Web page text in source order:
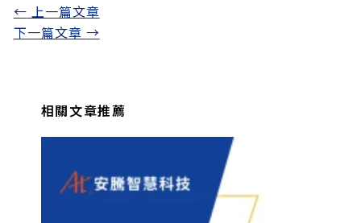
← 上一篇文章
下一篇文章 →
相關文章推薦